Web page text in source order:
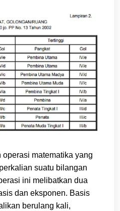
matematika yang
suatu bilangan
ini melibatkan dua
dan eksponen. Basis
berulang kali,